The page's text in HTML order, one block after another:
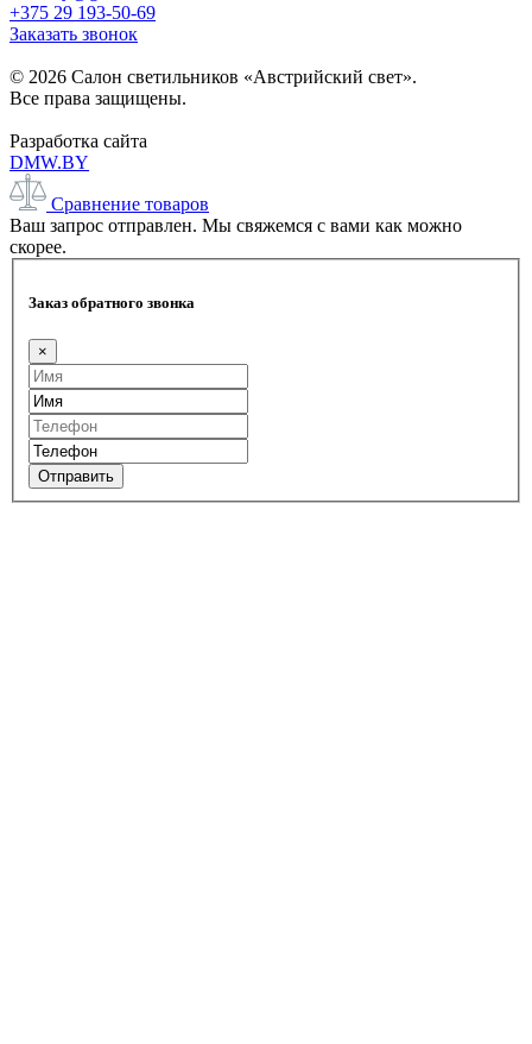
+375 29 193-50-69
Заказать звонок
© 2026 Салон светильников «Австрийский свет».
Все права защищены.
Разработка сайта
DMW.BY
Сравнение товаров
Ваш запрос отправлен. Мы свяжемся с вами как можно
скорее.
Заказ обратного звонка
×
Отправить